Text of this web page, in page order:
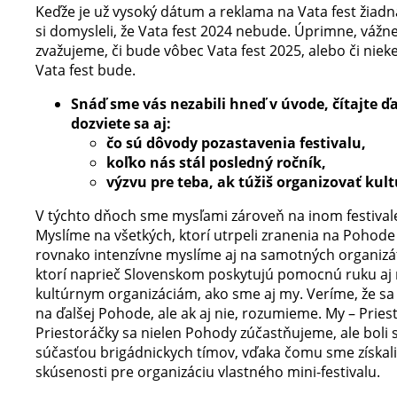
Keďže je už vysoký dátum a reklama na Vata fest
si domysleli, že Vata fest 2024 nebude. Úprimne,
zvažujeme, či bude vôbec Vata fest 2025, alebo či
Vata fest bude.
Snáď sme vás nezabili hneď v úvode, čítajte
dozviete sa aj:
čo sú dôvody pozastavenia festivalu,
koľko nás stál posledný ročník,
výzvu pre teba, ak túžiš organizovať
V týchto dňoch sme mysľami zároveň na inom
Myslíme na všetkých, ktorí utrpeli zranenia na
rovnako intenzívne myslíme aj na samotných
ktorí naprieč Slovenskom poskytujú pomocnú ruku aj
kultúrnym organizáciám, ako sme aj my. Veríme, že
na ďalšej Pohode, ale ak aj nie, rozumieme. My –
Priestoráčky sa nielen Pohody zúčastňujeme, ale boli
súčasťou brigádnickych tímov, vďaka čomu sme získali
skúsenosti pre organizáciu vlastného mini-festivalu.